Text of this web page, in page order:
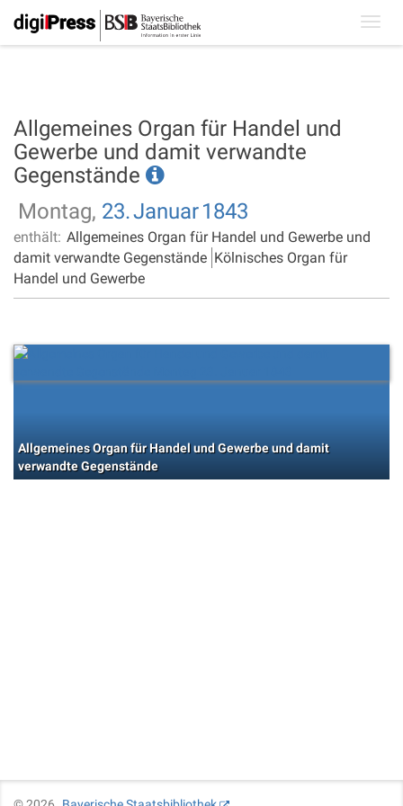
Allgemeines Organ für Handel und
Gewerbe und damit verwandte
Gegenstände
Montag, 23.Januar1843
enthält: Allgemeines Organ für Handel und Gewerbe und
damit verwandte Gegenstände Kölnisches Organ für
Handel und Gewerbe
Allgemeines Organ für Handel und Gewerbe und damit
verwandte Gegenstände